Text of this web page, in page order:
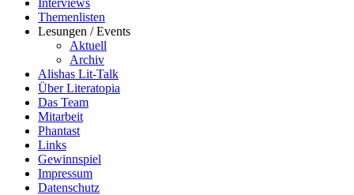
Themenlisten
Lesungen / Events
Aktuell
Archiv
Alishas Lit-Talk
Über Literatopia
Das Team
Mitarbeit
Phantast
Links
Gewinnspiel
Impressum
Datenschutz